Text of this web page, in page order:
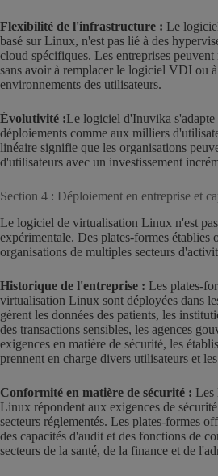
Flexibilité de l'infrastructure : Le
basé sur Linux, n'est pas lié à des
cloud spécifiques. Les entreprises
sans avoir à remplacer le logiciel VDI ou
environnements des utilisateurs.
Évolutivité :Le logiciel d'Inuvika
déploiements comme aux milliers
linéaire signifie que les organisations
d'utilisateurs avec un investissement
Section 4 : Déploiement en entreprise et
Le logiciel de virtualisation Linux n'est
expérimentale. Des plates-formes établies
organisations de multiples secteurs
Historique de l'entreprise : Les plates-
virtualisation Linux sont déployées dans
gèrent les données des patients, les
des transactions sensibles, les agences
exigences en matière de sécurité, les
prennent en charge divers utilisateurs et
Conformité en matière de sécurité : Les
Linux répondent aux exigences de
secteurs réglementés. Les plates-formes
des capacités d'audit et des fonctions de
secteurs de la santé, de la finance et de